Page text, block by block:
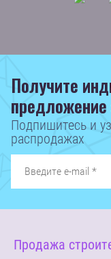
Получите
Подпишитесь и
распродажах
Продажа